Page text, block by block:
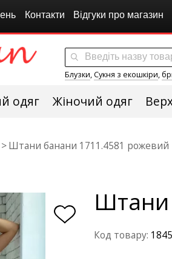
Контакти Відгуки про магазин
Блузки, Сукня з екошкіри,
одяг Жіночий одяг
Штани банани 1711.4581 рожевий
Штани
Код товару: